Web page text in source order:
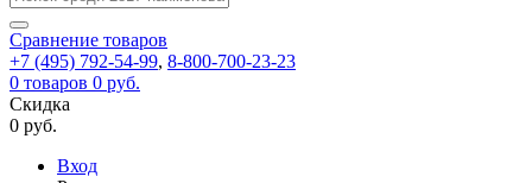
Запомнить
меня
Забыли
адрес,
перейдя
по
которой
вы
новый
для
смены
пароля.
Сменить
пользовательского
соглашения
Сравнение товаров
+7 (495) 792-54-99, 8-800-700-23-23
0 товаров 0 руб.
Скидка
0 руб.
Вход